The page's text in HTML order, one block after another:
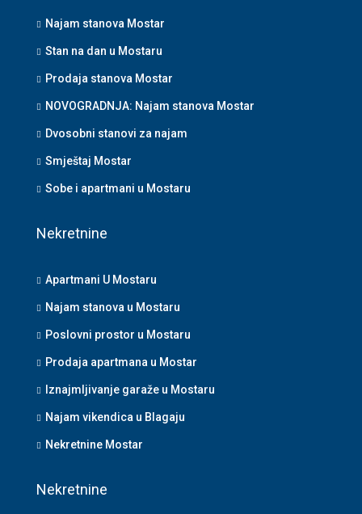
Najam stanova Mostar
Stan na dan u Mostaru
Prodaja stanova Mostar
NOVOGRADNJA: Najam stanova Mostar
Dvosobni stanovi za najam
Smještaj Mostar
Sobe i apartmani u Mostaru
Nekretnine
Apartmani U Mostaru
Najam stanova u Mostaru
Poslovni prostor u Mostaru
Prodaja apartmana u Mostar
Iznajmljivanje garaže u Mostaru
Najam vikendica u Blagaju
Nekretnine Mostar
Nekretnine